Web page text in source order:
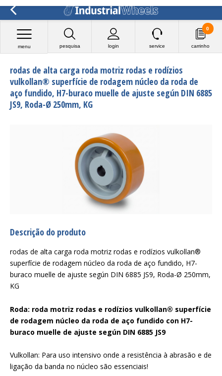
pesquisa login
menu service carrinho
0
rodas de alta carga roda motriz rodas e rodízios
vulkollan® superfície de rodagem núcleo da roda de
aço fundido, H7-buraco muelle de ajuste según DIN 6885
JS9, Roda-Ø 250mm, KG
Descrição do produto
rodas de alta carga roda motriz rodas e rodízios vulkollan®
superfície de rodagem núcleo da roda de aço fundido, H7-
buraco muelle de ajuste según DIN 6885 JS9, Roda-Ø 250mm,
KG
Roda: roda motriz rodas e rodízios vulkollan® superfície
de rodagem núcleo da roda de aço fundido con H7-
buraco muelle de ajuste según DIN 6885 JS9
Vulkollan: Para uso intensivo onde a resistência à abrasão e de
ligação da banda no núcleo são essenciais!